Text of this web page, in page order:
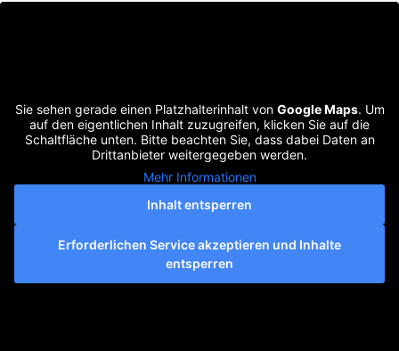
Sie sehen gerade einen Platzhalterinhalt von Google Maps. Um
auf den eigentlichen Inhalt zuzugreifen, klicken Sie auf die
Schaltfläche unten. Bitte beachten Sie, dass dabei Daten an
Drittanbieter weitergegeben werden.
Mehr Informationen
Inhalt entsperren
Erforderlichen Service akzeptieren und Inhalte
entsperren